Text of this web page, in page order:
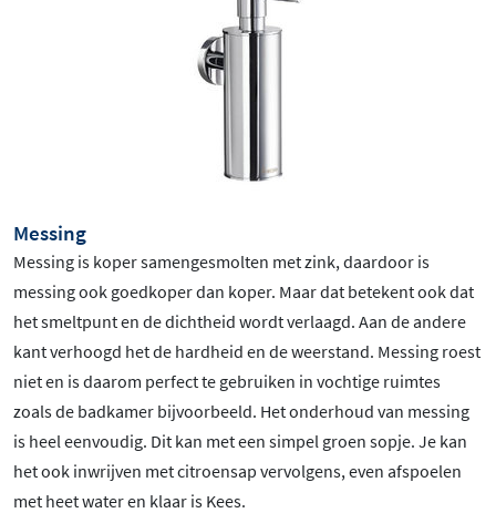
Messing
Messing is koper samengesmolten met zink, daardoor is
messing ook goedkoper dan koper. Maar dat betekent ook dat
het smeltpunt en de dichtheid wordt verlaagd. Aan de andere
kant verhoogd het de hardheid en de weerstand. Messing roest
niet en is daarom perfect te gebruiken in vochtige ruimtes
zoals de badkamer bijvoorbeeld. Het onderhoud van messing
is heel eenvoudig. Dit kan met een simpel groen sopje. Je kan
het ook inwrijven met citroensap vervolgens, even afspoelen
met heet water en klaar is Kees.